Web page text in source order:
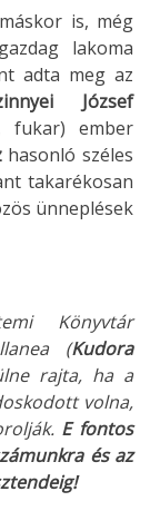
is, még
lakoma
adta meg az
József
fukar) ember
hasonló széles
takarékosan
ünneplések
Könyvtár
(Kudora
rajta, ha a
volna,
E fontos
és az